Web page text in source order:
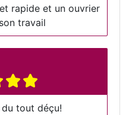
rapide et un ouvrier
travail
du tout déçu!